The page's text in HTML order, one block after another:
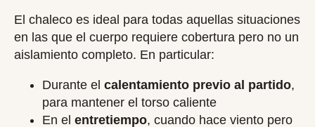
El chaleco es ideal para todas aquellas situaciones
en las que el cuerpo requiere cobertura pero no un
aislamiento completo. En particular:
Durante el calentamiento previo al partido,
para mantener el torso caliente
En el entretiempo, cuando hace viento pero